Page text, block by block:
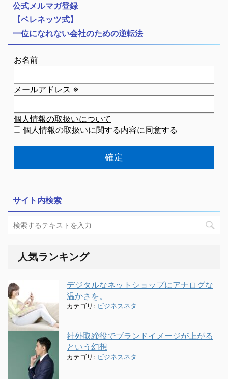
公式メルマガ登録
【ベレネッツ式】
一位になれない会社のための逆転法
お名前
メールアドレス ※
個人情報の取扱いについて
個人情報の取扱いに関する内容に同意する
サイト内検索
人気ランキング
デジタルなネットショップにアナログな
温かさを。
カテゴリ: ビジネスネタ
社外取締役でブランドイメージが上がる
という幻想
カテゴリ: ビジネスネタ